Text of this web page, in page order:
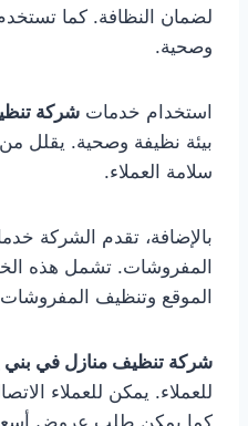
لضمان النظافة. كما
وصحية.
استخدام خدمات شركة
بيئة نظيفة وصحية. يقلل
سلامة العملاء.
بالإضافة، تقدم الشركة
المفروشات. تشمل هذه
الموقع وتنظيف المفروشات
شركة تنظيف منازل في
للعملاء. يمكن للعملاء